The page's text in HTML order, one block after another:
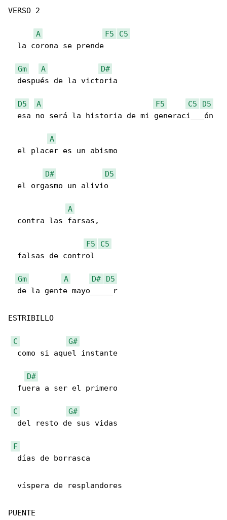
VERSO 2
A F5
C5
  la corona se prende
Gm A
D#
  después de la victoria
D5 A F5 C5
D5
  esa no será la historia de mi generaci___ón
A
  el placer es un abismo
D#
D5
  el orgasmo un alivio
A
  contra las farsas,
F5
C5
  falsas de control
Gm A D#
D5
  de la gente mayo_____r
ESTRIBILLO
C
G#
  como si aquel instante
D#
  fuera a ser el primero
C
G#
  del resto de sus vidas
F
  días de borrasca
  víspera de resplandores
PUENTE